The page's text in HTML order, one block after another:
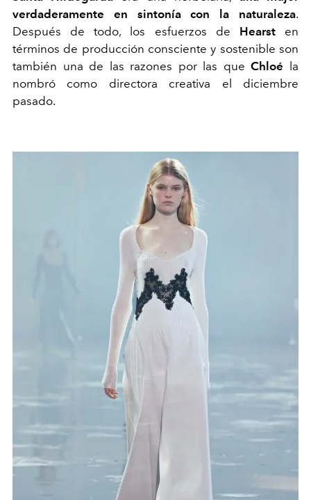
verdaderamente en sintonía con la naturaleza.
Después de todo, los esfuerzos de Hearst en
términos de producción consciente y sostenible son
también una de las razones por las queChloé la
nombró como directora creativa el diciembre
pasado.